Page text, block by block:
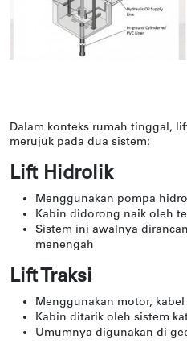
Dalam konteks rumah tinggal,
merujuk pada dua sistem:
Lift Hidrolik
Menggunakan pompa
Kabin didorong naik oleh
Sistem ini awalnya
menengah
Lift Traksi
Menggunakan motor,
Kabin ditarik oleh sistem
Umumnya digunakan di